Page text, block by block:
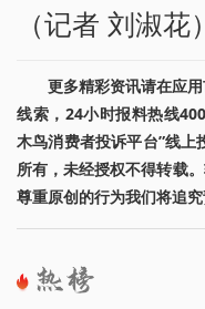
（记者 刘淑花）
更多精彩资讯请在应
线索，24小时报料热线
木鸟消费者投诉平台”线上
所有，未经授权不得转载
尊重原创的行为我们将追究